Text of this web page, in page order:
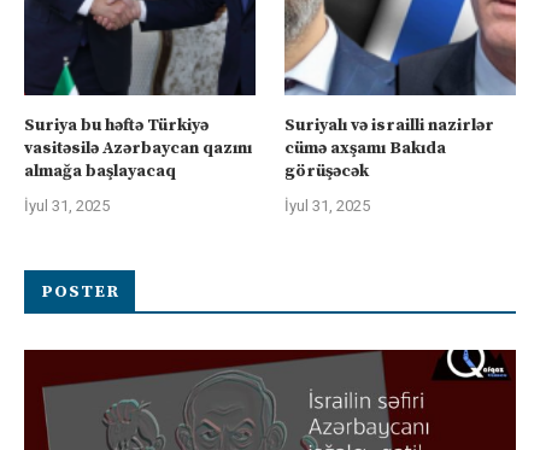
Suriya bu həftə Türkiyə
vasitəsilə Azərbaycan qazını
almağa başlayacaq
İyul 31, 2025
Suriyalı və israilli nazirlər
cümə axşamı Bakıda
görüşəcək
İyul 31, 2025
POSTER